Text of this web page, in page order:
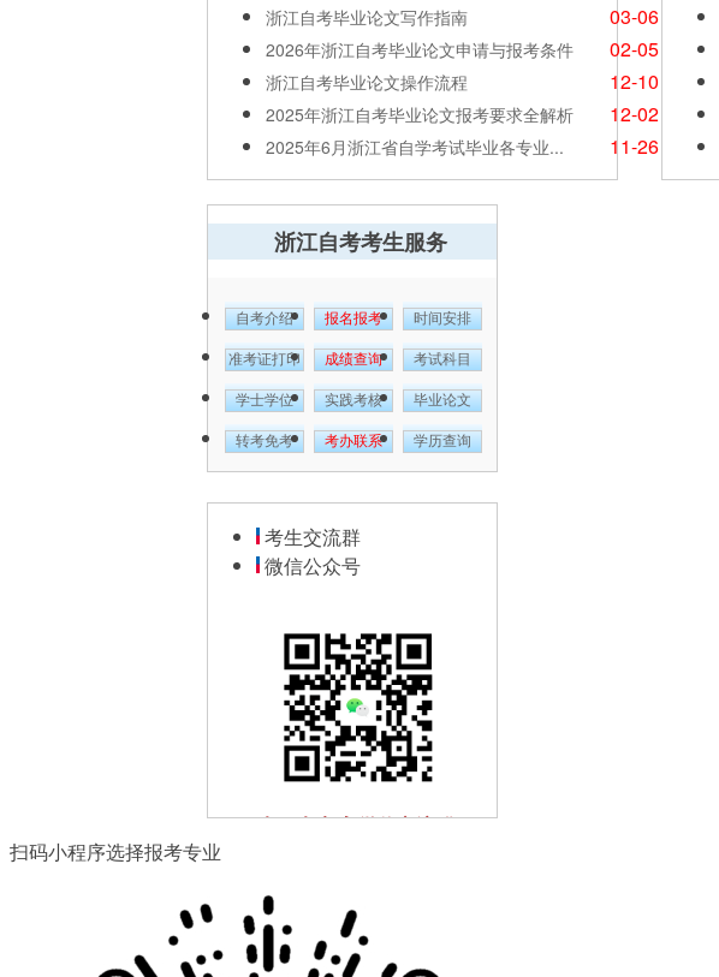
浙江自考毕业论文写作指南 03-06
2026年浙江自考毕业论文申请与报考条件 02-05
浙江自考毕业论文操作流程 12-10
2025年浙江自考毕业论文报考要求全解析 12-02
2025年6月浙江省自学考试毕业各专业... 11-26
浙江自考考生服务
自考介绍 报名报考 时间安排
准考证打印 成绩查询 考试科目
学士学位 实践考核 毕业论文
转考免考 考办联系 学历查询
考生交流群
微信公众号
扫一扫加入微信交流群
扫码小程序选择报考专业